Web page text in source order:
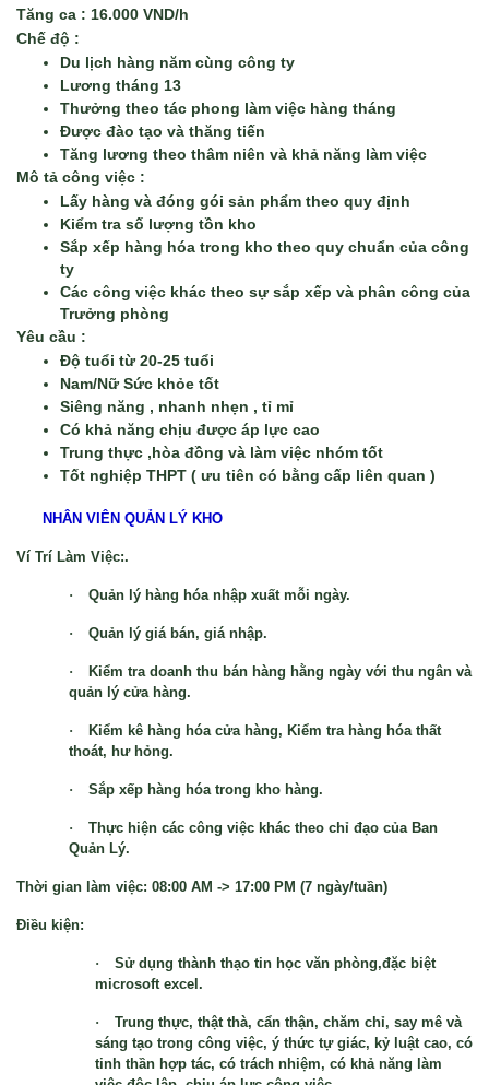
Tăng ca : 16.000 VND/h
Chế độ :
Du lịch hàng năm cùng công ty
Lương tháng 13
Thưởng theo tác phong làm việc hàng tháng
Được đào tạo và thăng tiến
Tăng lương theo thâm niên và khả năng làm việc
Mô tả công việc :
Lấy hàng và đóng gói sản phẩm theo quy định
Kiểm tra số lượng tồn kho
Sắp xếp hàng hóa trong kho theo quy chuẩn của công
ty
Các công việc khác theo sự sắp xếp và phân công của
Trưởng phòng
Yêu cầu :
Độ tuổi từ 20-25 tuổi
Nam/Nữ Sức khỏe tốt
Siêng năng , nhanh nhẹn , tỉ mỉ
Có khả năng chịu được áp lực cao
Trung thực ,hòa đồng và làm việc nhóm tốt
Tốt nghiệp THPT ( ưu tiên có bằng cấp liên quan )
NHÂN VIÊN QUẢN LÝ KHO
Ví Trí Làm Việc:.
· Quản lý hàng hóa nhập xuất mỗi ngày.
· Quản lý giá bán, giá nhập.
·
Kiểm tra doanh thu bán hàng hằng ngày với thu ngân và
quản lý cửa hàng.
·
Kiểm kê hàng hóa cửa hàng, Kiểm tra hàng hóa thất
thoát, hư hỏng.
· Sắp xếp hàng hóa trong kho hàng.
·
Thực hiện các công việc khác theo chỉ đạo của Ban
Quản Lý.
Thời gian làm việc: 08:00 AM -> 17:00 PM (7 ngày/tuần)
Điều kiện:
·
Sử dụng thành thạo tin học văn phòng,đặc biệt
microsoft excel.
·
Trung thực, thật thà, cẩn thận, chăm chỉ, say mê và
sáng tạo trong công việc, ý thức tự giác, kỷ luật cao, có
tinh thần hợp tác, có trách nhiệm, có khả năng làm